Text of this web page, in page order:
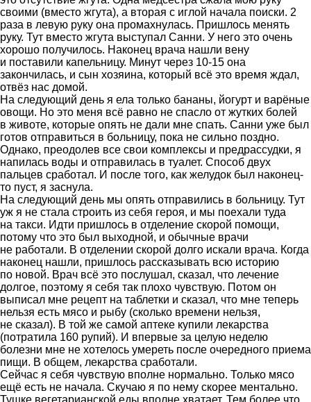
своими (вместо жгута), а вторая с иглой начала поиски. 2
раза в левую руку она промахнулась. Пришлось менять
руку. Тут вместо жгута выступал Санни. У него это очень
хорошо получилось. Наконец врача нашли вену
и поставили капельницу. Минут через 10-15 она
закончилась, и сын хозяина, который всё это время ждал,
отвёз нас домой.
На следующий день я ела только бананы, йогурт и варёные
овощи. Но это меня всё равно не спасло от жутких болей
в животе, которые опять не дали мне спать. Санни уже был
готов отправиться в больницу, пока не сильно поздно.
Однако, преодолев все свои комплексы и предрассудки, я
напилась воды и отправилась в туалет. Способ двух
пальцев сработал. И после того, как желудок был наконец-
то пуст, я заснула.
На следующий день мы опять отправились в больницу. Тут
уж я не стала строить из себя героя, и мы поехали туда
на такси. Идти пришлось в отделение скорой помощи,
потому что это был выходной, и обычные врачи
не работали. В отделении скорой долго искали врача. Когда
наконец нашли, пришлось рассказывать всю историю
по новой. Врач всё это послушал, сказал, что лечение
долгое, поэтому я себя так плохо чувствую. Потом он
выписал мне рецепт на таблетки и сказал, что мне теперь
нельзя есть мясо и рыбу (сколько времени нельзя,
не сказал). В той же самой аптеке купили лекарства
(потратила 160 рупий). И впервые за целую неделю
болезни мне не хотелось умереть после очередного приема
пищи. В общем, лекарства сработали.
Сейчас я себя чувствую вполне нормально. Только мясо
ещё есть не начала. Скучаю я по нему скорее ментально.
Тушке вегетарианской еды вполне хватает. Тем более что